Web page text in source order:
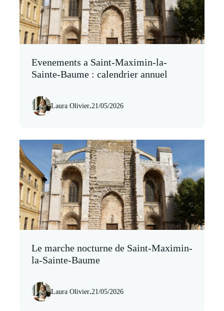
Evenements a Saint-Maximin-la-
Sainte-Baume : calendrier annuel
Laura Olivier.21/05/2026
Le marche nocturne de Saint-Maximin-
la-Sainte-Baume
Laura Olivier.21/05/2026